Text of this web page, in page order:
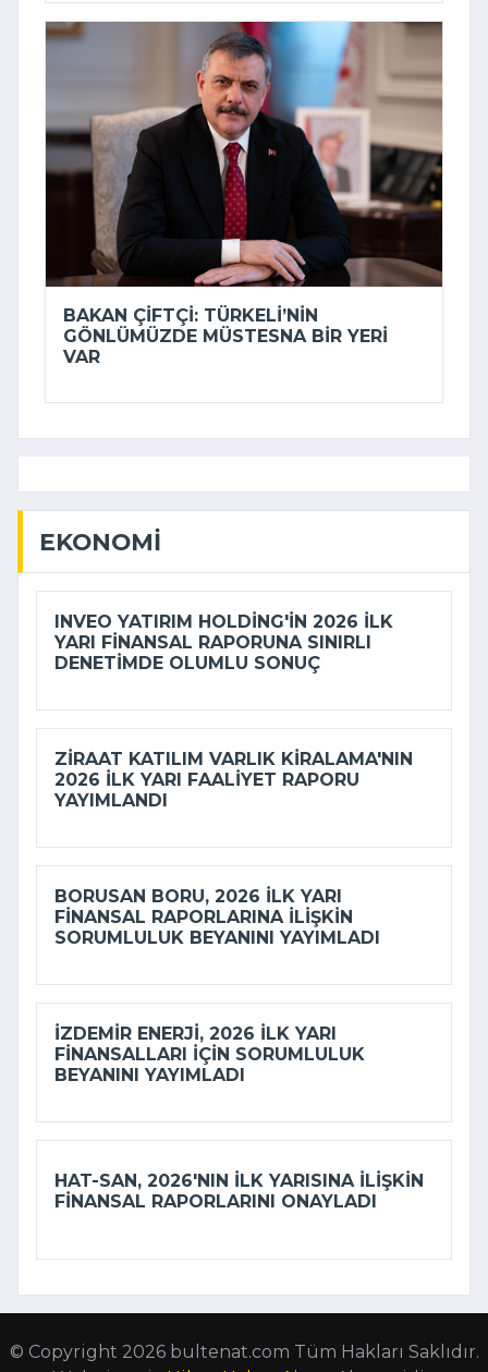
BAKAN ÇIFTÇI: TÜRKELI’NIN
GÖNLÜMÜZDE MÜSTESNA BIR YERI
VAR
EKONOMI
INVEO YATIRIM HOLDING'IN 2026 ILK
YARI FINANSAL RAPORUNA SINIRLI
DENETIMDE OLUMLU SONUÇ
ZIRAAT KATILIM VARLIK KIRALAMA'NIN
2026 ILK YARI FAALIYET RAPORU
YAYIMLANDI
BORUSAN BORU, 2026 ILK YARI
FINANSAL RAPORLARINA ILIŞKIN
SORUMLULUK BEYANINI YAYIMLADI
İZDEMİR ENERJI, 2026 ILK YARI
FINANSALLARI IÇIN SORUMLULUK
BEYANINI YAYIMLADI
HAT-SAN, 2026'NIN ILK YARISINA ILIŞKIN
FINANSAL RAPORLARINI ONAYLADI
© Copyright 2026 bultenat.com Tüm Hakları Saklıdır.